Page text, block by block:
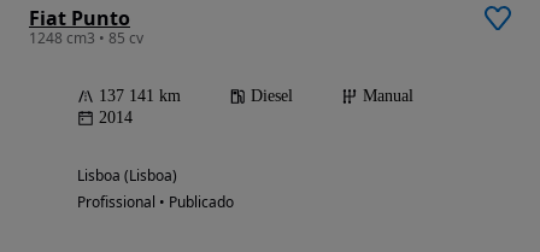
Fiat Punto
1248 cm3 • 85 cv
137 141 km Diesel
Manual
2014
Lisboa (Lisboa)
Profissional • Publicado